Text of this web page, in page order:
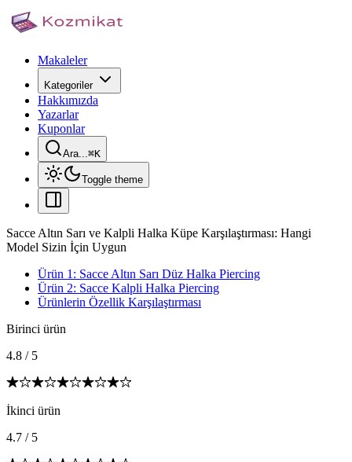
Makaleler
Kategoriler
Hakkımızda
Yazarlar
Kuponlar
Ara...⌘K
Toggle theme
Sacce Altın Sarı ve Kalpli Halka Küpe Karşılaştırması: Hangi
Model Sizin İçin Uygun
Ürün 1: Sacce Altın Sarı Düz Halka Piercing
Ürün 2: Sacce Kalpli Halka Piercing
Ürünlerin Özellik Karşılaştırması
Birinci ürün
4.8 / 5
İkinci ürün
4.7 / 5